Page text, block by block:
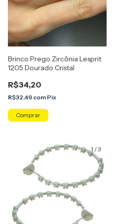
Brinco Prego Zircônia Lesprit
1205 Dourado Cristal
R$34,20
R$32,49 com Pix
1 /3